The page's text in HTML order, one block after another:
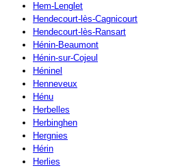
Hem-Lenglet
Hendecourt-lès-Cagnicourt
Hendecourt-lès-Ransart
Hénin-Beaumont
Hénin-sur-Cojeul
Héninel
Henneveux
Hénu
Herbelles
Herbinghen
Hergnies
Hérin
Herlies